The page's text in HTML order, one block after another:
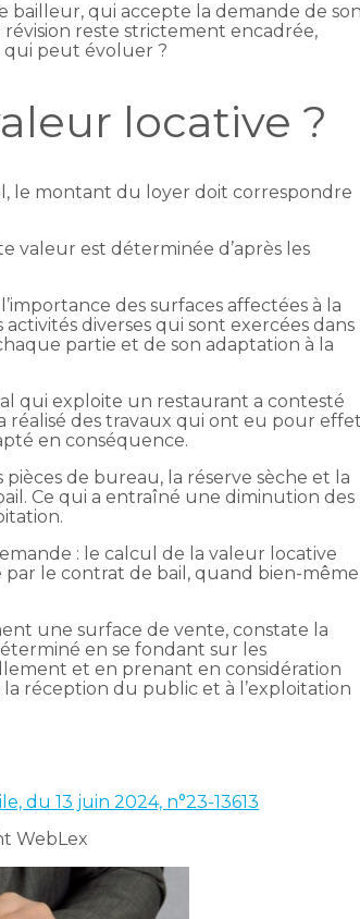
bailleur, qui accepte la demande de
reste strictement encadrée,
qui peut évoluer ?
locative ?
le montant du loyer doit correspondre
valeur est déterminée d’après les
des surfaces affectées à la
diverses qui sont exercées dans
partie et de son adaptation à la
qui exploite un restaurant a contesté
réalisé des travaux qui ont eu pour
en conséquence.
de bureau, la réserve sèche et la
Ce qui a entraîné une diminution des
: le calcul de la valeur locative
le contrat de bail, quand bien-même
une surface de vente, constate la
en se fondant sur les
et en prenant en considération
réception du public et à l’exploitation
du 13 juin 2024, n°23-13613
WebLex